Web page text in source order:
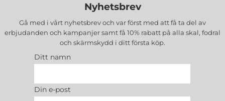
Nyhetsbrev
Gå med i vårt nyhetsbrev och var först med att få ta del av
erbjudanden och kampanjer samt få 10% rabatt på alla skal, fodral
och skärmskydd i ditt första köp.
Ditt namn
Din e-post